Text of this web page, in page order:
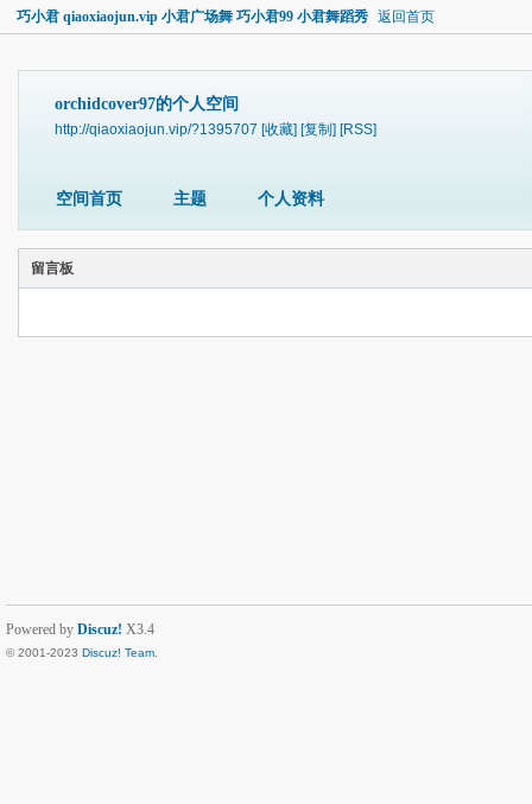
巧小君 qiaoxiaojun.vip 小君广场舞 巧小君99 小君舞蹈秀 返回首页
orchidcover97的个人空间
http://qiaoxiaojun.vip/?1395707 [收藏] [复制] [RSS]
空间首页 主题 个人资料
留言板
Powered by Discuz! X3.4
© 2001-2023 Discuz! Team